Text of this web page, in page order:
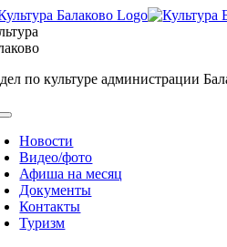
Skip
to
content
по культуре администрации
Новости
Видео/фото
Афиша на месяц
Документы
Контакты
Туризм